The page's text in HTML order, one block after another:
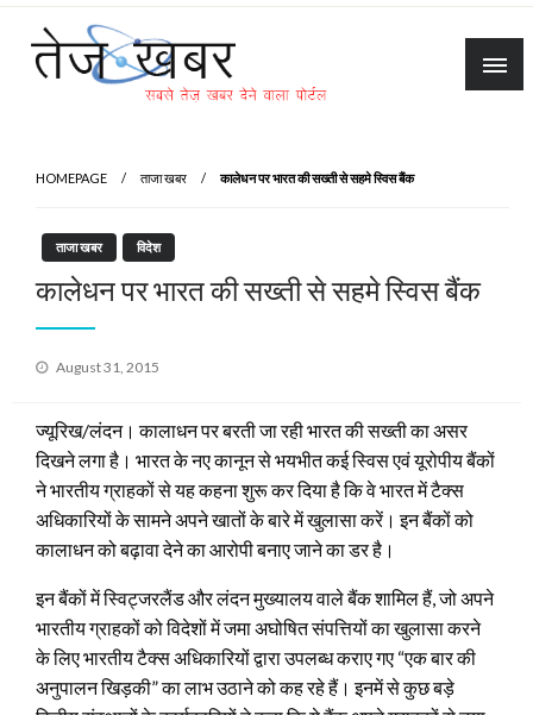
Skip
content
HOMEPAGE ताजा खबर कालेधन पर भारत की सख्ती से सहमे स्विस बैंक
ताजा खबर विदेश
कालेधन पर भारत की सख्ती से सहमे स्विस बैंक
Posted
August 31, 2015
ज्यूरिख/लंदन। कालाधन पर बरती जा रही भारत की सख्ती का असर
दिखने लगा है। भारत के नए कानून से भयभीत कई स्विस एवं यूरोपीय बैंकों
ने भारतीय ग्राहकों से यह कहना शुरू कर दिया है कि वे भारत में टैक्स
अधिकारियों के सामने अपने खातों के बारे में खुलासा करें। इन बैंकों को
कालाधन को बढ़ावा देने का आरोपी बनाए जाने का डर है।
इन बैंकों में स्विट्जरलैंड और लंदन मुख्यालय वाले बैंक शामिल हैं, जो अपने
भारतीय ग्राहकों को विदेशों में जमा अघोषित संपत्तियों का खुलासा करने
के लिए भारतीय टैक्स अधिकारियों द्वारा उपलब्ध कराए गए “एक बार की
अनुपालन खिड़की” का लाभ उठाने को कह रहे हैं। इनमें से कुछ बड़े